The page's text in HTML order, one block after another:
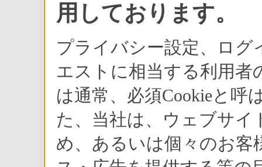
用しております。
プライバシー設定、ロ
エストに相当する利用者
は通常、必須Cookieと呼
た、当社は、ウェブサ
め、あるいは個々のお